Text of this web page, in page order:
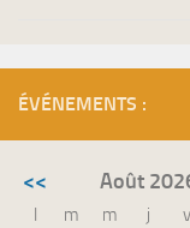
ÉVÉNEMENTS :
<< Août
l m m j v